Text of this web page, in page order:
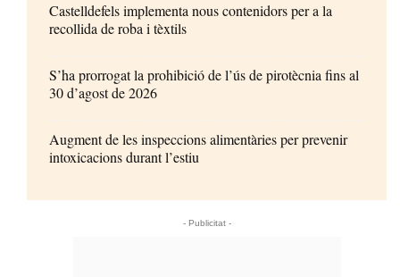
Castelldefels implementa nous contenidors per a la
recollida de roba i tèxtils
S’ha prorrogat la prohibició de l’ús de pirotècnia fins al
30 d’agost de 2026
Augment de les inspeccions alimentàries per prevenir
intoxicacions durant l’estiu
- Publicitat -